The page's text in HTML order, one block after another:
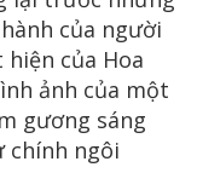
của người
của Hoa
ảnh của một
gương sáng
ngôi